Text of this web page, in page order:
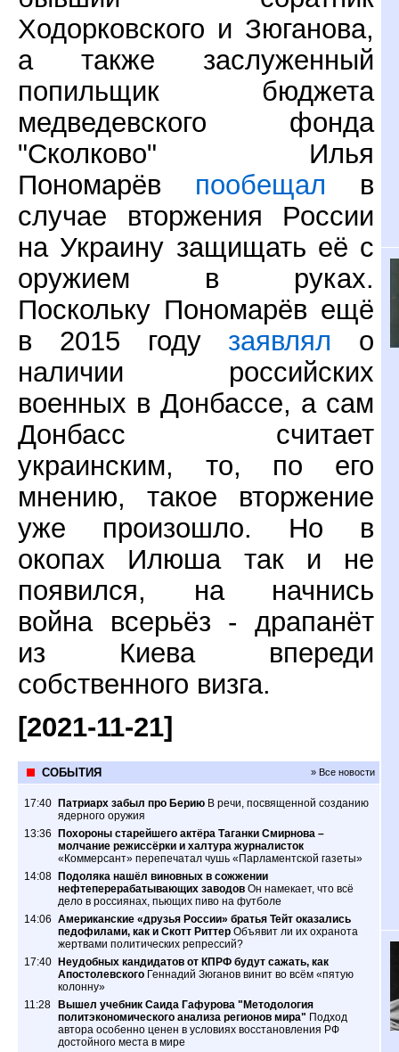
Ходорковского и Зюганова,
а также заслуженный
попильщик бюджета
медведевского фонда
"Сколково" Илья
Пономарёв пообещал в
случае вторжения России
на Украину защищать её с
оружием в руках.
Поскольку Пономарёв ещё
в 2015 году заявлял о
наличии российских
военных в Донбассе, а сам
Донбасс считает
украинским, то, по его
мнению, такое вторжение
уже произошло. Но в
окопах Илюша так и не
появился, на начнись
война всерьёз - драпанёт
из Киева впереди
собственного визга.
[2021-11-21]
СОБЫТИЯ » Все новости
17:40 Патриарх забыл про Берию В речи, посвященной созданию
ядерного оружия
13:36 Похороны старейшего актёра Таганки Смирнова –
молчание режиссёрки и халтура журналисток
«Коммерсант» перепечатал чушь «Парламентской газеты»
14:08 Подоляка нашёл виновных в сожжении
нефтеперерабатывающих заводов Он намекает, что всё
дело в россиянах, пьющих пиво на футболе
14:06 Американские «друзья России» братья Тейт оказались
педофилами, как и Скотт Риттер Объявит ли их охранота
жертвами политических репрессий?
17:40 Неудобных кандидатов от КПРФ будут сажать, как
Апостолевского Геннадий Зюганов винит во всём «пятую
колонну»
11:28 Вышел учебник Саида Гафурова "Методология
политэкономического анализа регионов мира" Подход
автора особенно ценен в условиях восстановления РФ
достойного места в мире